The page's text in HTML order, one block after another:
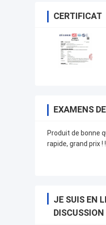
CERTIFICAT
EXAMENS
Produit de bonne
rapide, grand prix ! !
JE SUIS EN